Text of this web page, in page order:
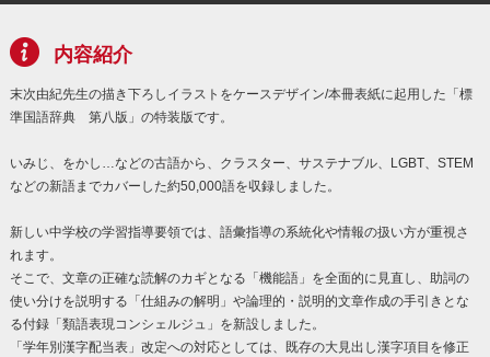
内容紹介
末次由紀先生の描き下ろしイラストをケースデザイン/本冊表紙に起用した「標
準国語辞典 第八版」の特装版です。
いみじ、をかし…などの古語から、クラスター、サステナブル、LGBT、STEM
などの新語までカバーした約50,000語を収録しました。
新しい中学校の学習指導要領では、語彙指導の系統化や情報の扱い方が重視さ
れます。
そこで、文章の正確な読解のカギとなる「機能語」を全面的に見直し、助詞の
使い分けを説明する「仕組みの解明」や論理的・説明的文章作成の手引きとな
る付録「類語表現コンシェルジュ」を新設しました。
「学年別漢字配当表」改定への対応としては、既存の大見出し漢字項目を修正